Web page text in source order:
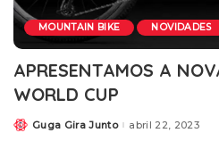
MOUNTAIN BIKE NOVIDADES
APRESENTAMOS A
WORLD CUP
Guga Gira Junto abril 22, 2023